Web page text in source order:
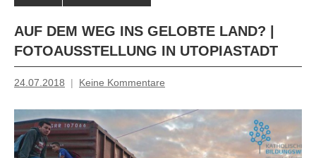
AUF DEM WEG INS GELOBTE LAND? |
FOTOAUSSTELLUNG IN UTOPIASTADT
24.07.2018
Inge
Grau
Keine Kommentare